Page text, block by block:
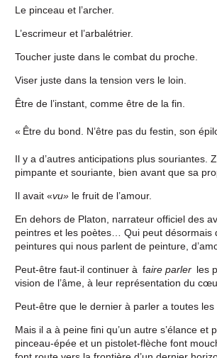
Le pinceau et l’archer.
L’escrimeur et l’arbalétrier.
Toucher juste dans le combat du proche.
Viser juste dans la tension vers le loin.
Être de l’instant, comme être de la fin.
« Être du bond. N’être pas du festin, son
Il y a d’autres anticipations plus souriantes.
pimpante et souriante, bien avant que sa
Il avait «vu» le fruit de l’amour.
En dehors de Platon, narrateur officiel des
peintres et les poètes… Qui peut désormais
peintures qui nous parlent de peinture,
Peut-être faut-il continuer à faire parler les
vision de l’âme, à leur représentation du
Peut-être que le dernier à parler a toutes
Mais il a à peine fini qu’un autre s’élance et
pinceau-épée et un pistolet-flèche font